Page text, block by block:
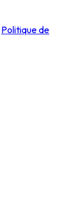
Politique de